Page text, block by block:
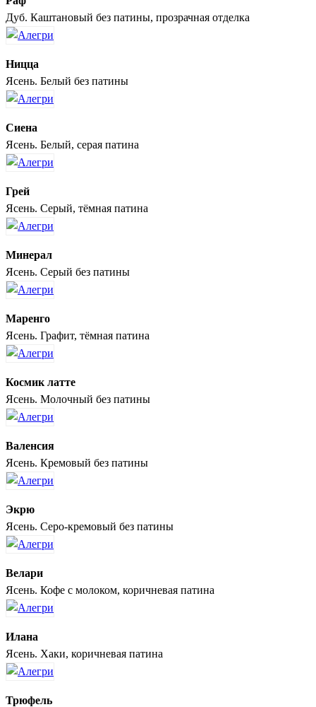
Дуб. Каштановый без патины, прозрачная отделка
Ницца
Ясень. Белый без патины
Сиена
Ясень. Белый, серая патина
Грей
Ясень. Серый, тёмная патина
Минерал
Ясень. Серый без патины
Маренго
Ясень. Графит, тёмная патина
Космик латте
Ясень. Молочный без патины
Валенсия
Ясень. Кремовый без патины
Экрю
Ясень. Серо-кремовый без патины
Велари
Ясень. Кофе с молоком, коричневая патина
Илана
Ясень. Хаки, коричневая патина
Трюфель